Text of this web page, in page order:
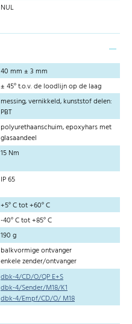
NUL
40 mm ± 3 mm
± 45° t.o.v. de loodlijn op de laag
messing, vernikkeld, kunststof delen:
PBT
polyurethaanschuim, epoxyhars met
glasaandeel
15 Nm
IP 65
+5° C tot +60° C
-40° C tot +85° C
190 g
balkvormige ontvanger
enkele zender/ontvanger
dbk-4/CD/O/QP E+S
dbk-4/Sender/M18/K1
dbk-4/Empf/CD/O/ M18